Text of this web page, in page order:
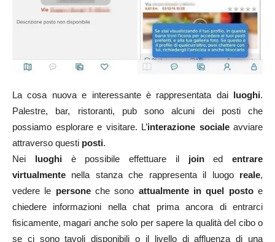
La cosa nuova e interessante è rappresentata dai luoghi.
Palestre, bar, ristoranti, pub sono alcuni dei posti che
possiamo esplorare e visitare. L’interazione socialeavviare
attraverso questi posti.
Nei luoghiè possibile effettuare il joined entrare
virtualmente nella stanza che rappresenta il luogo reale,
vedere le personeche sono attualmente in quel postoe
chiedere informazioni nella chat prima ancora di entrarci
fisicamente, magari anche solo per sapere la qualità del cibo o
se ci sono tavoli disponibili o il livello di affluenza di una